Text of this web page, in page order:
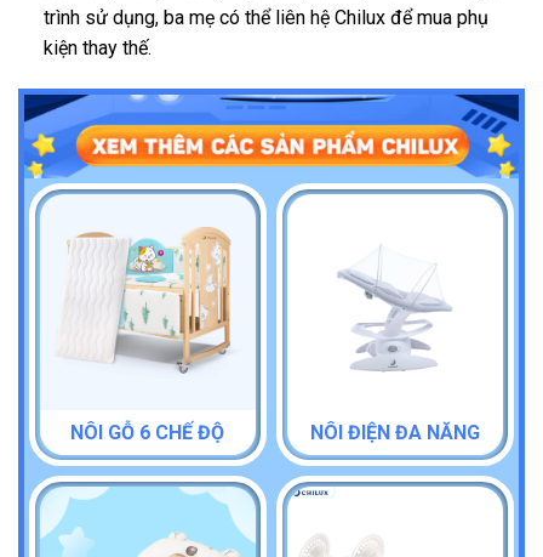
trình sử dụng, ba mẹ có thể liên hệ Chilux để mua phụ
kiện thay thế.
NÔI GỖ 6 CHẾ ĐỘ NÔI ĐIỆN ĐA NĂNG